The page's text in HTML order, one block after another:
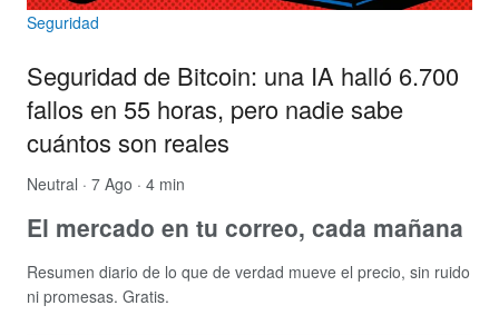
Seguridad
Seguridad de Bitcoin: una IA halló 6.700
fallos en 55 horas, pero nadie sabe
cuántos son reales
Neutral · 7 Ago · 4 min
El mercado en tu correo, cada mañana
Resumen diario de lo que de verdad mueve el precio, sin ruido
ni promesas. Gratis.